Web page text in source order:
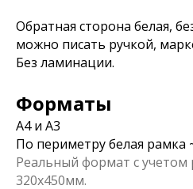
Обратная сторона белая,
можно писать ручкой,
Без ламинации.
Форматы
А4 и А3
По периметру белая рамка
Реальный формат с учетом
320х450мм.